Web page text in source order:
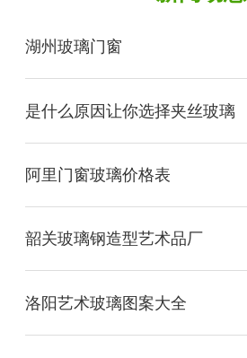
湖州玻璃门窗
是什么原因让你选择夹丝玻璃
阿里门窗玻璃价格表
韶关玻璃钢造型艺术品厂
洛阳艺术玻璃图案大全